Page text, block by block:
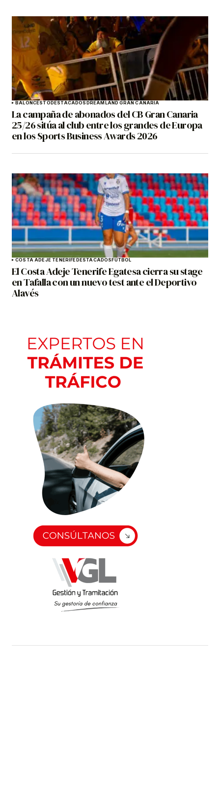
BALONCESTODESTACADOSDREAMLAND GRAN CANARIA
La campaña de abonados del CB Gran Canaria
25/26 sitúa al club entre los grandes de Europa
en los Sports Business Awards 2026
COSTA ADEJE TENERIFEDESTACADOSFÚTBOL
El Costa Adeje Tenerife Egatesa cierra su stage
en Tafalla con un nuevo test ante el Deportivo
Alavés